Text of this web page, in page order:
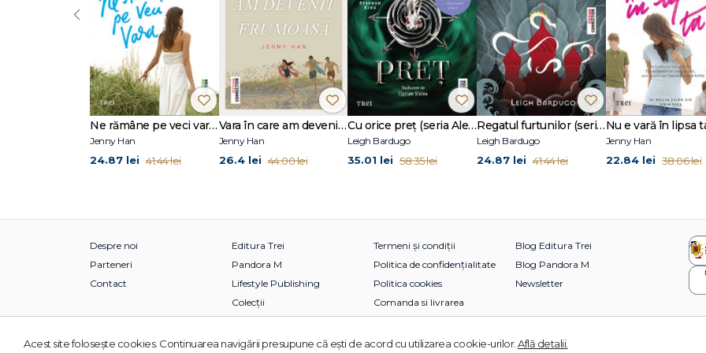
Ne rămâne pe veci vara (seria Vara, vol. 3)
Jenny Han
24.87 lei 41.44 lei
Vara în care am devenit frumoasă (seria Vara, vol. 1)
Jenny Han
26.4 lei 44.00 lei
Cu orice preț (seria Alex Stern, vol. 2)
Leigh Bardugo
35.01 lei 58.35 lei
Regatul furtunilor (seria Grisha, vol. 2)
Leigh Bardugo
24.87 lei 41.44 lei
Jenny Han
22.84 lei 38.06 lei
‹
Despre noi
Parteneri
Contact
Editura Trei
Pandora M
Lifestyle Publishing
Colecții
Termeni și condiții
Politica de confidențialitate
Politica cookies
Comanda si livrarea
Blog Editura Trei
Blog Pandora M
Newsletter
© 2026 Grupul Editorial TREI. Toate drepturile rezervate.
Acest site foloseşte cookies. Continuarea navigării presupune că eşti de acord cu utilizarea cookie-urilor. Află detalii.